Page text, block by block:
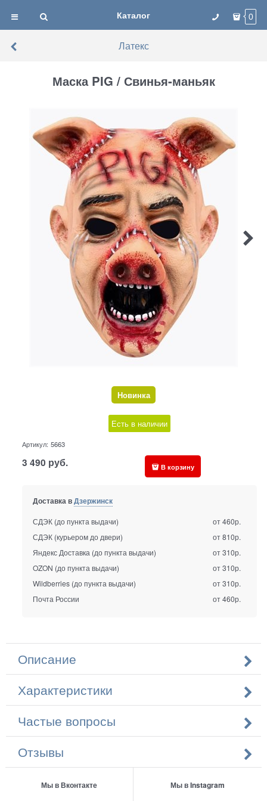
Каталог 0
Латекс
Маска PIG / Свинья-маньяк
Новинка
Есть в наличии
Артикул: 5663
3 490 руб. В корзину
Доставка вДзержинск
СДЭК (до пункта выдачи)
от 460р.
СДЭК (курьером до двери)
от 810р.
Яндекс Доставка (до пункта выдачи)
от 310р.
OZON (до пункта выдачи)
от 310р.
Wildberries (до пункта выдачи)
от 310р.
Почта России
от 460р.
Описание
Характеристики
Частые вопросы
Отзывы
Мы в Вконтакте Мы в Instagram